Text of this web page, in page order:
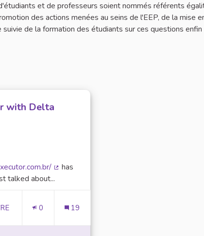
et de professeurs soient nommés référents
des actions menées au seins de l'EEP, de la mise
de la formation des étudiants sur ces questions
with Delta
has
talked about...
0 19